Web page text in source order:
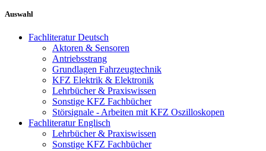
Auswahl
Fachliteratur Deutsch
Aktoren & Sensoren
Antriebsstrang
Grundlagen Fahrzeugtechnik
KFZ Elektrik & Elektronik
Lehrbücher & Praxiswissen
Sonstige KFZ Fachbücher
Störsignale - Arbeiten mit KFZ Oszilloskopen
Fachliteratur Englisch
Lehrbücher & Praxiswissen
Sonstige KFZ Fachbücher